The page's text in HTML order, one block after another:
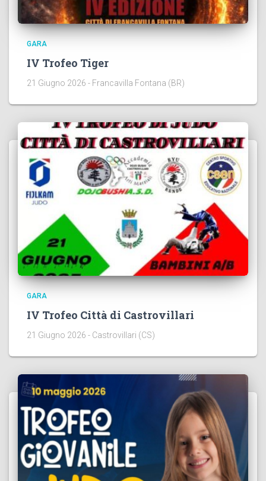
GARA
IV Trofeo Tiger
21 Giugno 2026 - Francavilla Fontana (BR)
GARA
IV Trofeo Città di Castrovillari
21 Giugno 2026 - Castrovillari (CS)